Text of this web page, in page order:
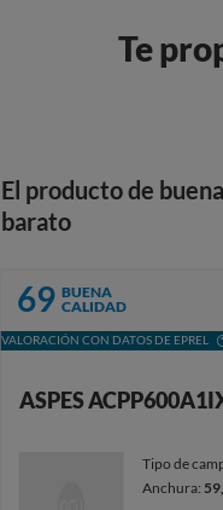
Te
El producto de
barato
69 BUENA
CALIDAD
VALORACIÓN CON DATOS DE EPREL
ASPES
Tipo de
Anchura: